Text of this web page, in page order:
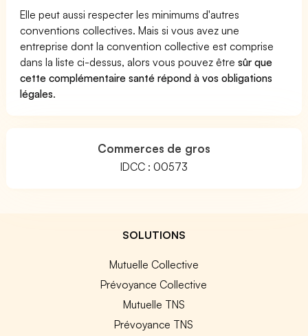
Elle peut aussi respecter les minimums d'autres
conventions collectives. Mais si vous avez une
entreprise dont la convention collective est comprise
dans la liste ci-dessus, alors vous pouvez êtresûr que
cette complémentaire santé répond à vos obligations
légales.
Commerces de gros
IDCC : 00573
SOLUTIONS
Mutuelle Collective
Prévoyance Collective
Mutuelle TNS
Prévoyance TNS